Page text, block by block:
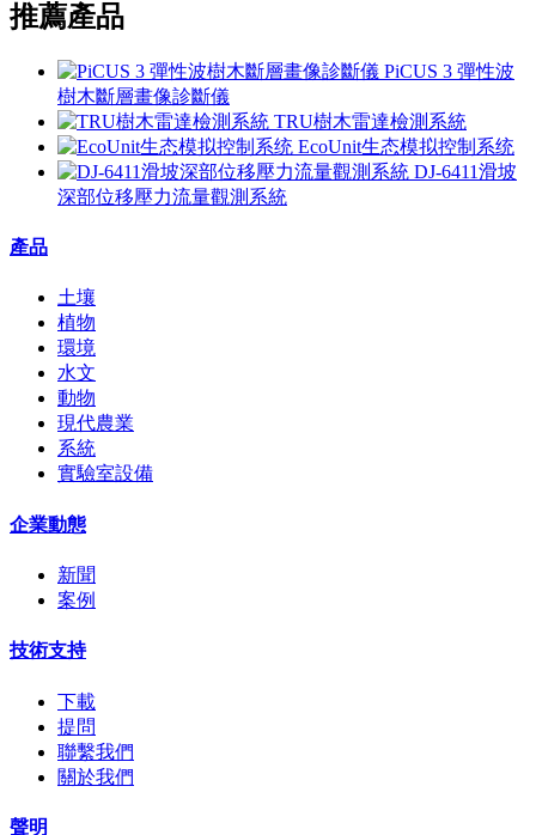
推薦產品
PiCUS 3 彈性波
樹木斷層畫像診斷儀
TRU樹木雷達檢測系統
EcoUnit生态模拟控制系统
DJ-6411滑坡
深部位移壓力流量觀測系統
產品
土壤
植物
環境
水文
動物
現代農業
系統
實驗室設備
企業動態
新聞
案例
技術支持
下載
提問
聯繫我們
關於我們
聲明